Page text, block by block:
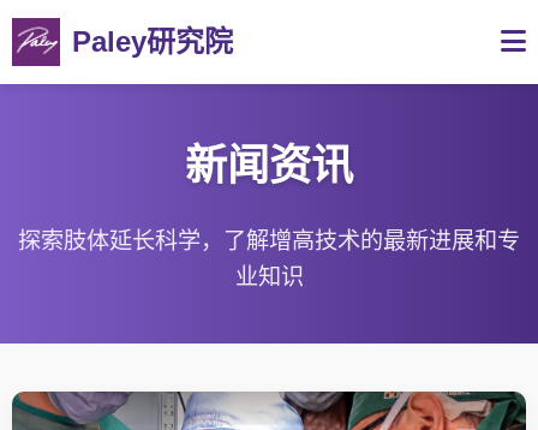
Paley研究院
新闻资讯
探索肢体延长科学，了解增高技术的最新进展和专
业知识